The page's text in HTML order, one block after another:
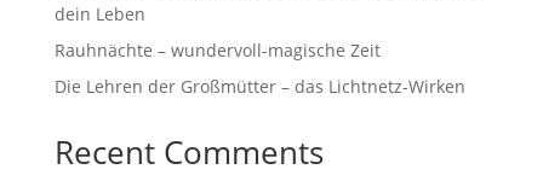
dein Leben
Rauhnächte – wundervoll-magische Zeit
Die Lehren der Großmütter – das Lichtnetz-Wirken
Recent Comments